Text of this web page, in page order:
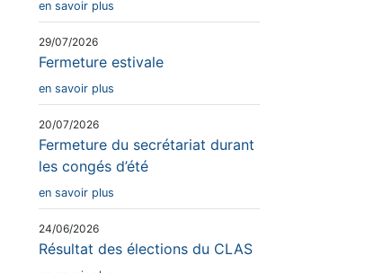
en savoir plus
29/07/2026
Fermeture estivale
en savoir plus
20/07/2026
Fermeture du secrétariat durant
les congés d’été
en savoir plus
24/06/2026
Résultat des élections du CLAS